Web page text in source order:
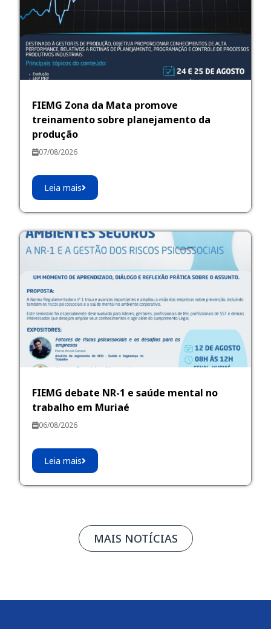
FIEMG Zona da Mata promove
treinamento sobre planejamento da
produção
07/08/2026
Leia mais
FIEMG debate NR-1 e saúde mental no
trabalho em Muriaé
06/08/2026
Leia mais
MAIS NOTÍCIAS